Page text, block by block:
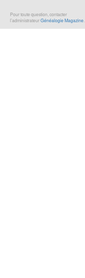
Pour toute question, contacter
l’administrateurGénéalogie Magazine.